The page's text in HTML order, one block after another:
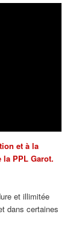
et à la
la PPL Garot.
et illimitée
dans certaines